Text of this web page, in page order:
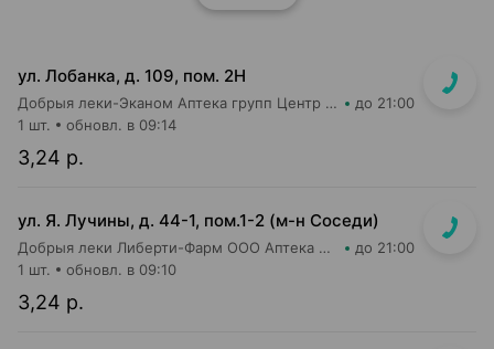
ул. Лобанка, д. 109, пом. 2Н
Добрыя леки-Эканом Аптека групп Центр ООО Аптека №14 до 21:00
3,24 р.
1 шт. обновл. в 09:14
ул. Я. Лучины, д. 44-1, пом.1-2 (м-н Соседи)
Добрыя леки Либерти-Фарм ООО Аптека №8 до 21:00
3,24 р.
1 шт. обновл. в 09:10